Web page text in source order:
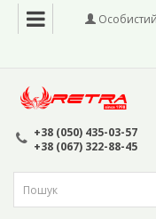
+38 (050) 435-03-57
+38 (067) 322-88-45